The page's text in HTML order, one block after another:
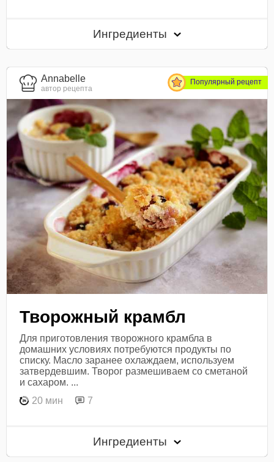
Ингредиенты
Annabelle
автор рецепта
Популярный рецепт
Творожный крамбл
Для приготовления творожного крамбла в
домашних условиях потребуются продукты по
списку. Масло заранее охлаждаем, используем
затвердевшим. Творог размешиваем со сметаной
и сахаром. ...
20 мин
7
Ингредиенты